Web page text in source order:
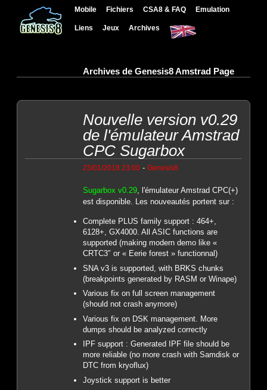
Mobile Fichiers CSA8 & FAQ Emulation
Liens Jeux Archives
Archives de Genesis8 Amstrad Page
Nouvelle version v0.29
de l'émulateur Amstrad
CPC Sugarbox
23/01/2018 23:00- Genesis8
Sugarbox v0.29, l'émulateur Amstrad CPC(+)
est disponible. Les nouveautés portent sur :
Complete PLUS family support : 464+,
6128+, GX4000. All ASIC functions are
supported (making modern demo like «
CRTC3″ or « Eerie forest » functionnal)
SNA v3 is supported, with BRKS chunks
(breakpoints generated by RASM or Winape)
Various fix on full screen management
(should not crash anymore)
Various fix on DSK management. More
dumps should be analyzed correctly
IPF support : Generated IPF file should be
more reliable (no more crash with Samdisk or
DTC from kryoflux)
Joystick support is better